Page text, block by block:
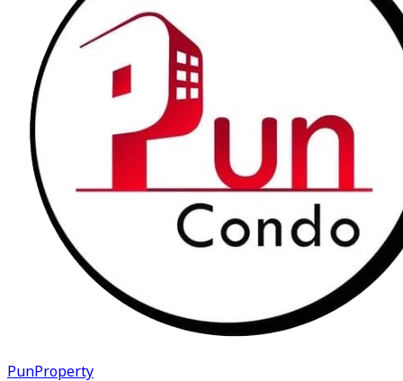
PunProperty